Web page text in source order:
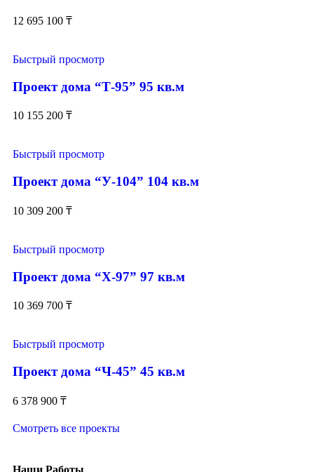
12 695 100 ₸
Быстрый просмотр
Проект дома “Т-95” 95 кв.м
10 155 200 ₸
Быстрый просмотр
Проект дома “У-104” 104 кв.м
10 309 200 ₸
Быстрый просмотр
Проект дома “Х-97” 97 кв.м
10 369 700 ₸
Быстрый просмотр
Проект дома “Ч-45” 45 кв.м
6 378 900 ₸
Смотреть все проекты
Наши Работы